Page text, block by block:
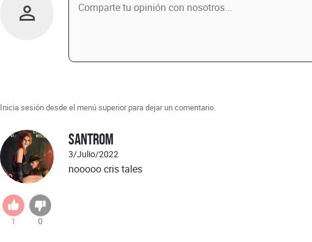
Inicia sesión desde el menú superior para dejar un comentario.
santrom
3/Julio/2022
1 0
nooooo cris tales